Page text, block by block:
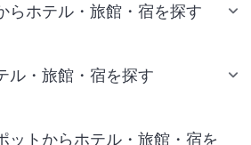
らホテル・旅館・宿を探す
ル・旅館・宿を探す
ットからホテル・旅館・宿を